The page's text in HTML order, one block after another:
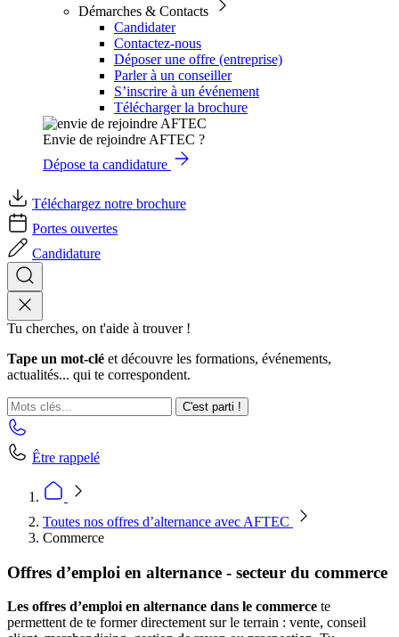
Démarches & Contacts
Candidater
Contactez-nous
Déposer une offre (entreprise)
Parler à un conseiller
S’inscrire à un événement
Télécharger la brochure
Envie de rejoindre AFTEC ?
Dépose ta candidature
Téléchargez notre brochure
Portes ouvertes
Candidature
Tu cherches, on t'aide à trouver !
Tape un mot-clé et découvre les formations, événements,
actualités... qui te correspondent.
C'est parti !
Être rappelé
Toutes nos offres d’alternance avec AFTEC
Commerce
Offres d’emploi en alternance - secteur du commerce
Les offres d’emploi en alternance dans le commerce te
permettent de te former directement sur le terrain : vente, conseil